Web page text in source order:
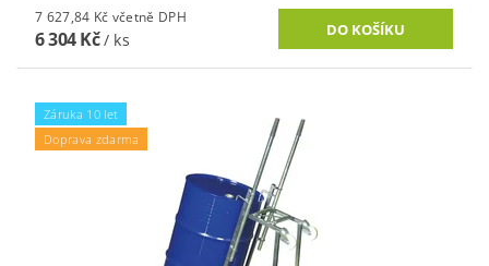
7 627,84 Kč včetně DPH
6 304 Kč/ ks
Záruka 10 let
Doprava zdarma